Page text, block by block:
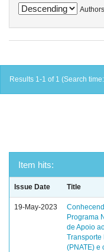
Results 1-1 of 1 (Search
Item hits:
Issue Date Title
19-May-2023
Programa
de Apoio
Transporte
(PNATE) e